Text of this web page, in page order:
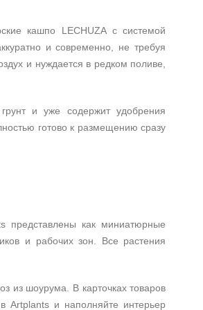
кашпо LECHUZA с системой
и современно, не требуя
и нуждается в редком поливе,
и уже содержит удобрения
готово к размещению сразу
представлены как миниатюрные
и рабочих зон. Все растения
из шоурума. В карточках товаров
Artplants и наполняйте интерьер